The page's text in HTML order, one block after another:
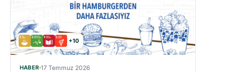
+10
HABER 17 Temmuz 2026